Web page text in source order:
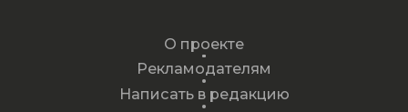
О проекте
Рекламодателям
Написать в редакцию